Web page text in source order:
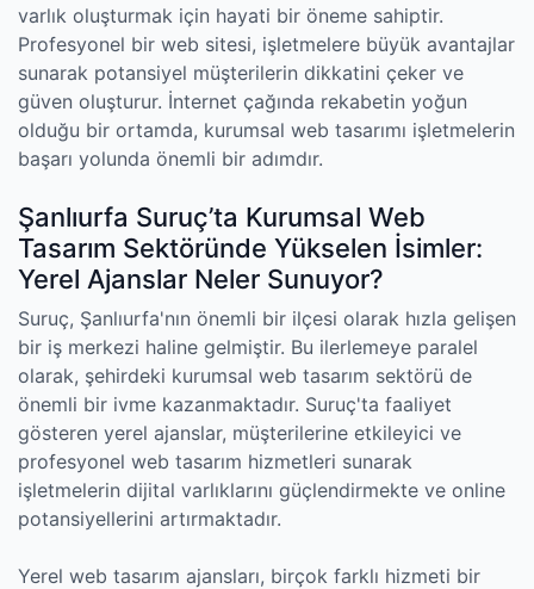
varlık oluşturmak için hayati bir öneme sahiptir.
Profesyonel bir web sitesi, işletmelere büyük avantajlar
sunarak potansiyel müşterilerin dikkatini çeker ve
güven oluşturur. İnternet çağında rekabetin yoğun
olduğu bir ortamda, kurumsal web tasarımı işletmelerin
başarı yolunda önemli bir adımdır.
Şanlıurfa Suruç’ta Kurumsal Web
Tasarım Sektöründe Yükselen İsimler:
Yerel Ajanslar Neler Sunuyor?
Suruç, Şanlıurfa'nın önemli bir ilçesi olarak hızla gelişen
bir iş merkezi haline gelmiştir. Bu ilerlemeye paralel
olarak, şehirdeki kurumsal web tasarım sektörü de
önemli bir ivme kazanmaktadır. Suruç'ta faaliyet
gösteren yerel ajanslar, müşterilerine etkileyici ve
profesyonel web tasarım hizmetleri sunarak
işletmelerin dijital varlıklarını güçlendirmekte ve online
potansiyellerini artırmaktadır.
Yerel web tasarım ajansları, birçok farklı hizmeti bir